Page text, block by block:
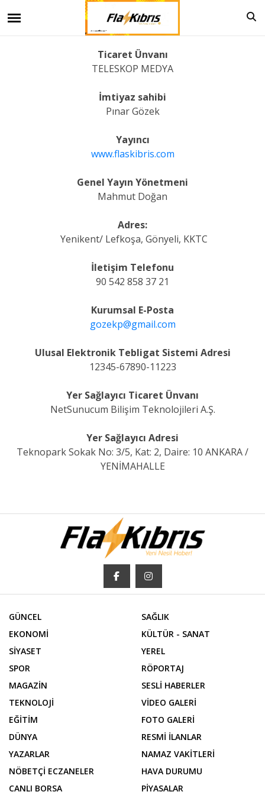
Ticaret Ünvanı
TELESKOP MEDYA
İmtiyaz sahibi
Pınar Gözek
Yayıncı
www.flaskibris.com
Genel Yayın Yönetmeni
Mahmut Doğan
Adres:
Yenikent/ Lefkoşa, Gönyeli, KKTC
İletişim Telefonu
90 542 858 37 21
Kurumsal E-Posta
gozekp@gmail.com
Ulusal Elektronik Tebligat Sistemi Adresi
12345-67890-11223
Yer Sağlayıcı Ticaret Ünvanı
NetSunucum Bilişim Teknolojileri A.Ş.
Yer Sağlayıcı Adresi
Teknopark Sokak No: 3/5, Kat: 2, Daire: 10 ANKARA /
YENİMAHALLE
GÜNCEL
EKONOMİ
SİYASET
SPOR
MAGAZİN
TEKNOLOJİ
EĞİTİM
DÜNYA
SAĞLIK
KÜLTÜR - SANAT
YEREL
RÖPORTAJ
SESLİ HABERLER
VİDEO GALERİ
FOTO GALERİ
RESMİ İLANLAR
YAZARLAR
NÖBETÇİ ECZANELER
CANLI BORSA
NAMAZ VAKİTLERİ
HAVA DURUMU
PİYASALAR